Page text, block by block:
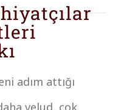
adım attığı
velud, çok